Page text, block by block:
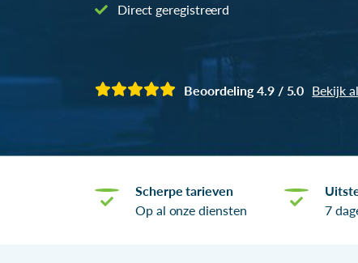
Direct geregistreerd
Beoordeling 4.9 / 5.0 Bekijk
Scherpe tarieven
Op al onze diensten
7